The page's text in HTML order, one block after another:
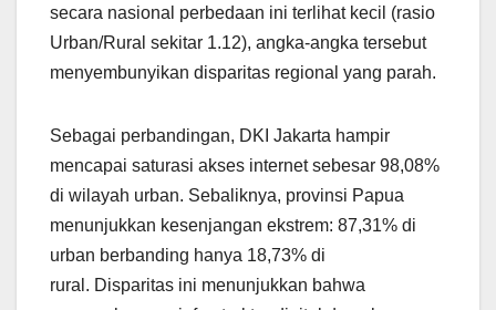
secara nasional perbedaan ini terlihat kecil (rasio
Urban/Rural sekitar 1.12), angka-angka tersebut
menyembunyikan disparitas regional yang parah.
Sebagai perbandingan, DKI Jakarta hampir
mencapai saturasi akses internet sebesar 98,08%
di wilayah urban. Sebaliknya, provinsi Papua
menunjukkan kesenjangan ekstrem: 87,31% di
urban berbanding hanya 18,73% di
rural. Disparitas ini menunjukkan bahwa